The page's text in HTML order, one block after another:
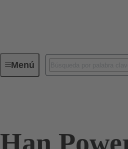
MenúSoluciones personalizadas
Han